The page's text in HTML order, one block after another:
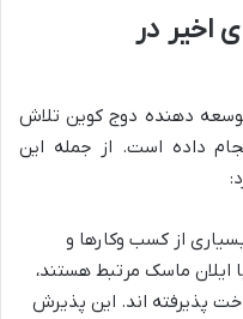
اخیر در
دهنده دوج کوین تلاش
داده است. از جمله این
از کسب وکارها و
ایلان ماسک مرتبط هستند،
پذیرفته اند. این پذیرش